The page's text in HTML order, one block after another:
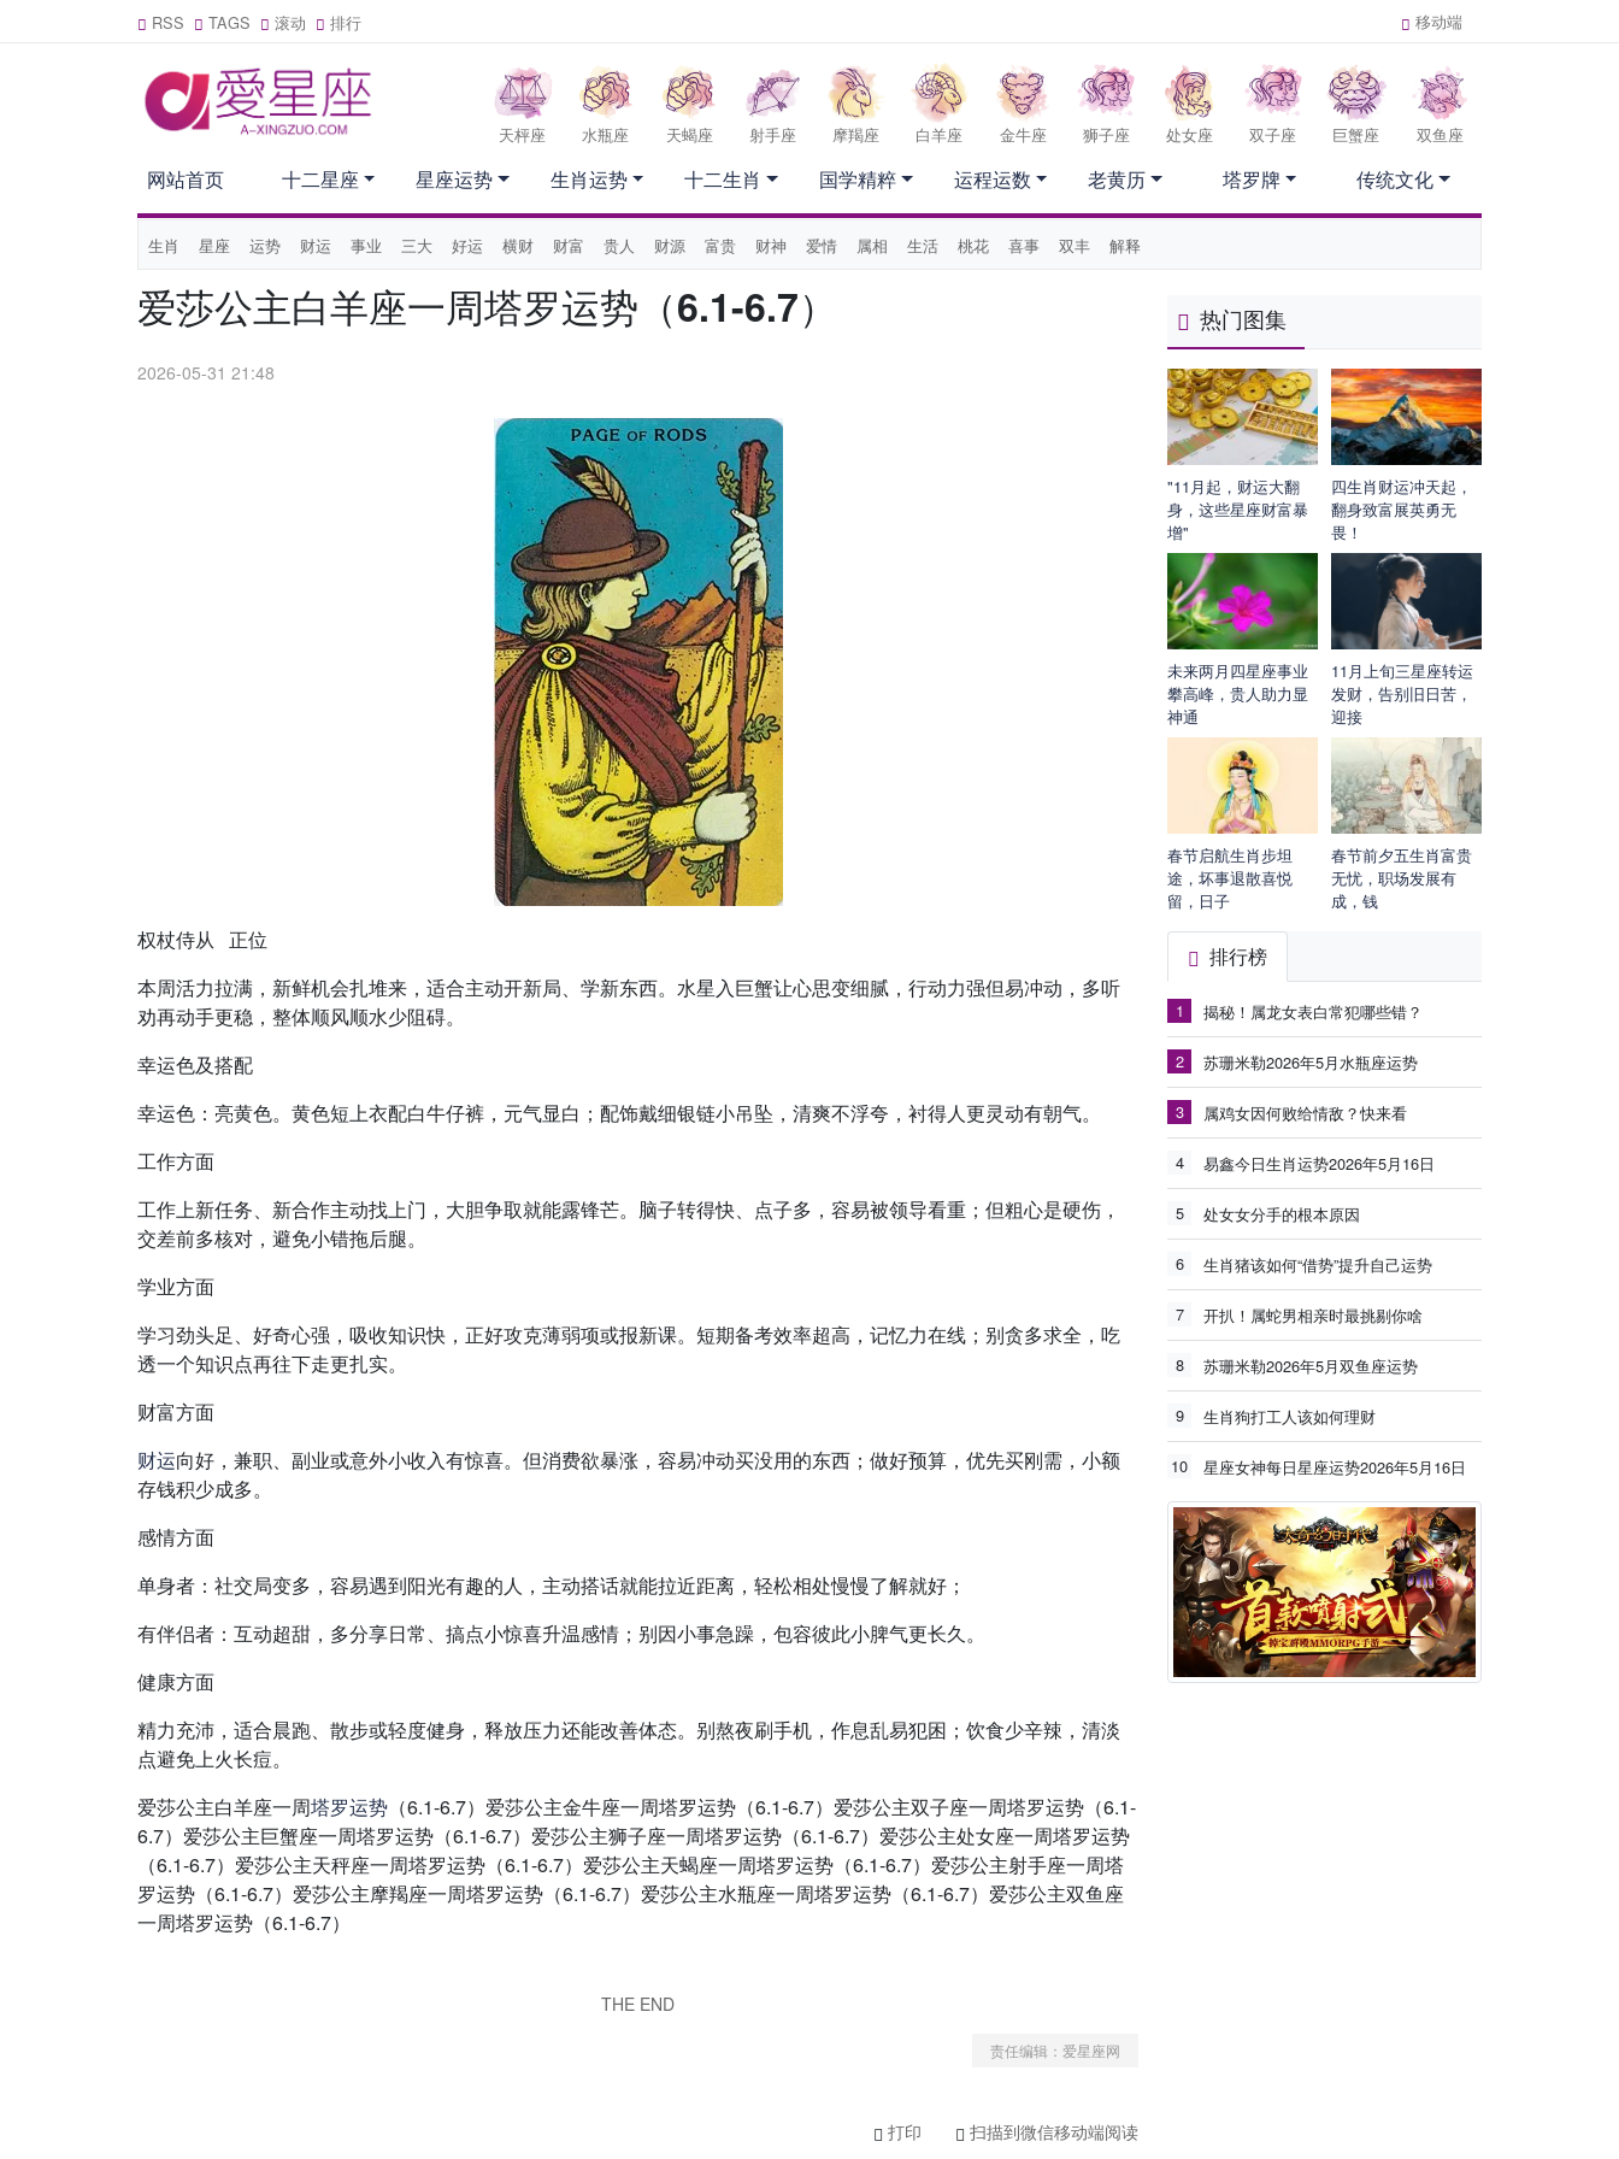
RSS TAGS 滚动 排行 移动端
天枰座 水瓶座 天蝎座 射手座 摩羯座 白羊座 金牛座 狮子座 处女座 双子座 巨蟹座 双鱼座
网站首页
生肖 星座 运势 财运 事业 三大 好运 横财 财富 贵人 财源 富贵 财神 爱情 属相 生活 桃花 喜事 双丰 解释
十二星座 星座运势 生肖运势 十二生肖 国学精粹 运程运数 老黄历 塔罗牌 传统文化
爱莎公主白羊座一周塔罗运势（6.1-6.7）
2026-05-31 21:48
权杖侍从 正位
本周活力拉满，新鲜机会扎堆来，适合主动开新局、学新东西。水星入巨蟹让心思变细腻，行动力强但易冲动，多听
劝再动手更稳，整体顺风顺水少阻碍。
幸运色及搭配
幸运色：亮黄色。黄色短上衣配白牛仔裤，元气显白；配饰戴细银链小吊坠，清爽不浮夸，衬得人更灵动有朝气。
工作方面
工作上新任务、新合作主动找上门，大胆争取就能露锋芒。脑子转得快、点子多，容易被领导看重；但粗心是硬伤，
交差前多核对，避免小错拖后腿。
学业方面
学习劲头足、好奇心强，吸收知识快，正好攻克薄弱项或报新课。短期备考效率超高，记忆力在线；别贪多求全，吃
透一个知识点再往下走更扎实。
财富方面
财运向好，兼职、副业或意外小收入有惊喜。但消费欲暴涨，容易冲动买没用的东西；做好预算，优先买刚需，小额
存钱积少成多。
感情方面
单身者：社交局变多，容易遇到阳光有趣的人，主动搭话就能拉近距离，轻松相处慢慢了解就好；
有伴侣者：互动超甜，多分享日常、搞点小惊喜升温感情；别因小事急躁，包容彼此小脾气更长久。
健康方面
精力充沛，适合晨跑、散步或轻度健身，释放压力还能改善体态。别熬夜刷手机，作息乱易犯困；饮食少辛辣，清淡
点避免上火长痘。
爱莎公主白羊座一周塔罗运势 （6.1-6.7）爱莎公主金牛座一周塔罗运势（6.1-6.7）爱莎公主双子座一周塔罗运势（6.1-
6.7）爱莎公主巨蟹座一周塔罗运势（6.1-6.7）爱莎公主狮子座一周塔罗运势（6.1-6.7）爱莎公主处女座一周塔罗运势
（6.1-6.7）爱莎公主天秤座一周塔罗运势（6.1-6.7）爱莎公主天蝎座一周塔罗运势（6.1-6.7）爱莎公主射手座一周塔
罗运势（6.1-6.7）爱莎公主摩羯座一周塔罗运势（6.1-6.7）爱莎公主水瓶座一周塔罗运势（6.1-6.7）爱莎公主双鱼座
一周塔罗运势（6.1-6.7）
THE END
责任编辑：爱星座网
打印 扫描到微信移动端阅读
热门图集
"11月起，财运大翻
身，这些星座财富暴
增"
四生肖财运冲天起，
翻身致富展英勇无
畏！
未来两月四星座事业
攀高峰，贵人助力显
神通
11月上旬三星座转运
发财，告别旧日苦，
迎接
春节启航生肖步坦
途，坏事退散喜悦
留，日子
春节前夕五生肖富贵
无忧，职场发展有
成，钱
排行榜
1 揭秘！属龙女表白常犯哪些错？
2 苏珊米勒2026年5月水瓶座运势
3 属鸡女因何败给情敌？快来看
4 易鑫今日生肖运势2026年5月16日
5 处女女分手的根本原因
6 生肖猪该如何“借势”提升自己运势
7 开扒！属蛇男相亲时最挑剔你啥
8 苏珊米勒2026年5月双鱼座运势
9 生肖狗打工人该如何理财
10 星座女神每日星座运势2026年5月16日